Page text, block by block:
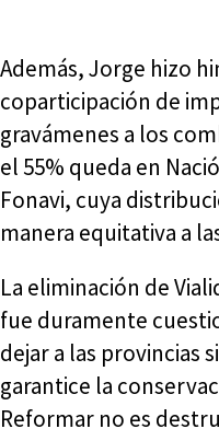
Además, Jorge hizo
coparticipación de
gravámenes a los
el 55% queda en
Fonavi, cuya
manera equitativa a
La eliminación de
fue duramente
dejar a las provincias
garantice la
Reformar no es